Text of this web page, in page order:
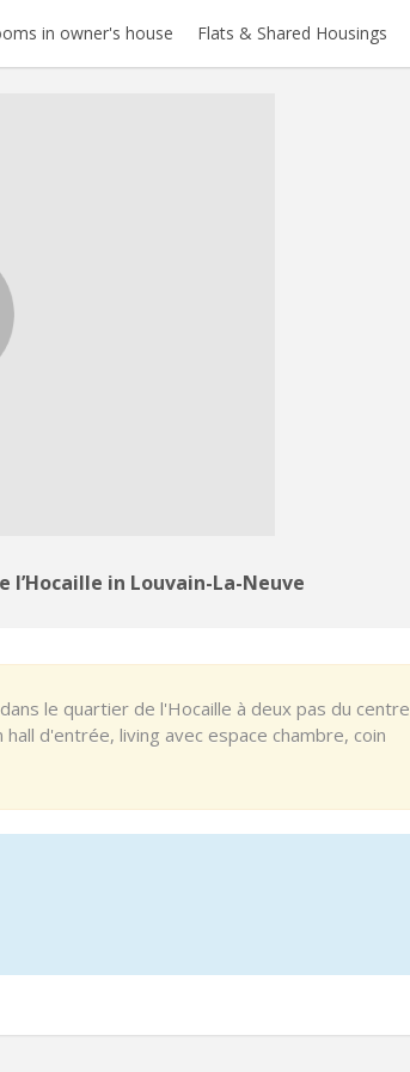
in owner's house Flats & Shared Housings
l’Hocaille in Louvain-La-Neuve
le quartier de l'Hocaille à deux pas du centre
d'entrée, living avec espace chambre, coin